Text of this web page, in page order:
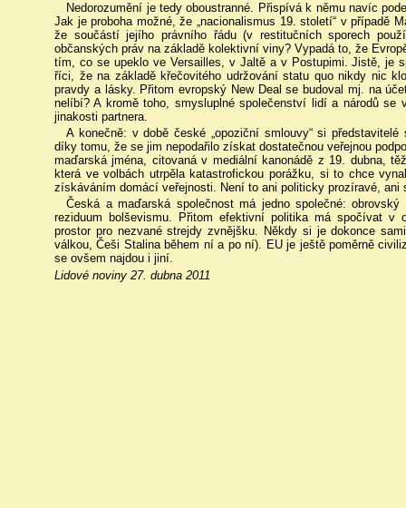
Nedorozumění je tedy oboustranné. Přispívá k němu navíc
Jak je proboha možné, že „nacionalismus 19. století“ v případě
že součástí jejího právního řádu (v restitučních sporech
občanských práv na základě kolektivní viny? Vypadá to, že
tím, co se upeklo ve Versailles, v Jaltě a v Postupimi. Jistě, je
říci, že na základě křečovitého udržování statu quo nikdy nic
pravdy a lásky. Přitom evropský New Deal se budoval mj. na
nelíbí? A kromě toho, smysluplné společenství lidí a národů
jinakosti partnera.
A konečně: v době české „opoziční smlouvy“ si
díky tomu, že se jim nepodařilo získat dostatečnou veřejnou
maďarská jména, citovaná v mediální kanonádě z 19. dubna,
která ve volbách utrpěla katastrofickou porážku, si to chce
získáváním domácí veřejnosti. Není to ani politicky prozíravé, ani
Česká a maďarská společnost má jedno společné:
reziduum bolševismu. Přitom efektivní politika má spočívat v
prostor pro nezvané strejdy zvnějšku. Někdy si je dokonce
válkou, Češi Stalina během ní a po ní). EU je ještě poměrně
se ovšem najdou i jiní.
Lidové noviny 27. dubna 2011